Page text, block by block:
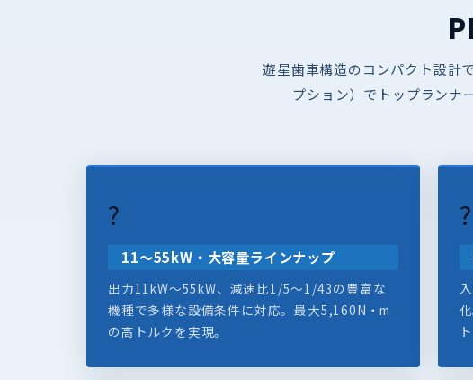
遊星歯車構造のコンパクト設計
プション）でトップランナ
?
11〜55kW・大容量ラインナップ
出力11kW〜55kW、減速比1/5〜1/43の豊富な
機種で多様な設備条件に対応。最大5,160N・m
の高トルクを実現。
?